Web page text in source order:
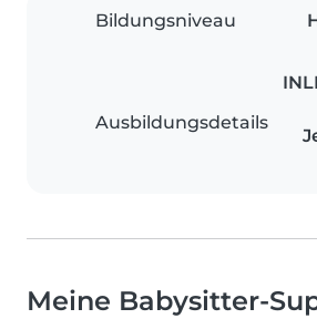
Bildungsniveau
Ausbildungsdetails
Meine Babysitter-